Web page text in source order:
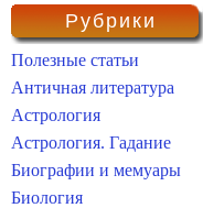
Рубрики
Полезные статьи
Античная литература
Астрология
Астрология. Гадание
Биографии и мемуары
Биология